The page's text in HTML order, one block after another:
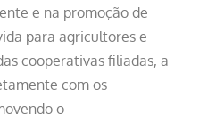
e na promoção de
para agricultores e
cooperativas filiadas, a
com os
o